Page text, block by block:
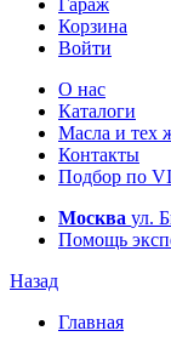
Гараж
Корзина
Войти
О нас
Каталоги
Масла и тех
Контакты
Подбор по
Москва ул.
Помощь
Назад
Главная